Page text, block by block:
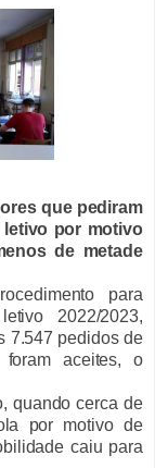
que pediram
por motivo
de metade
para
2022/2023,
7.547 pedidos de
foram aceites, o
quando cerca de
por motivo de
caiu para